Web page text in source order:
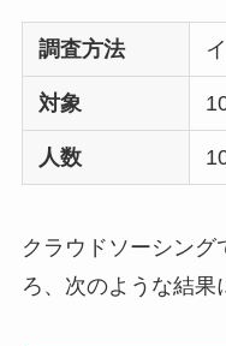
調査方法
対象
人数
クラウドソーシング
ろ、次のような結果